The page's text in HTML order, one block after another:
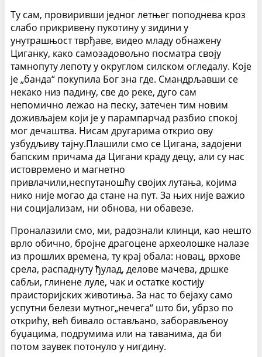
Ту сам, провиривши једног летњег поподнева кроз
слабо прикривену пукотину у зидини у
унутрашњост тврђаве, видео младу обнажену
Циганку, како самозадовољно посматра своју
тамнопуту лепоту у округлом силском огледалу. Које
је „банда“ покупила Бог зна где. Смандрљавши се
некако низ падину, све до реке, дуго сам
непомично лежао на песку, затечен тим новим
доживљајем који је у парампарчад разбио спокој
мог дечаштва. Нисам другарима открио ову
узбудљиву тајну.Плашили смо се Цигана, задојени
бапским причама да Цигани краду децу, али су нас
истовремено и магнетно
привлачили,неспутаношћу својих лутања, којима
нико није могао да стане на пут. За њих није важио
ни социјализам, ни обнова, ни обавезе.
Проналазили смо, ми, радознали клинци, као нешто
врло обично, бројне драгоцене археолошке налазе
из прошлих времена, ту крај обала: новац, врхове
срела, распаднуту ђулад, делове мачева, дршке
сабљи, глинене луле, чак и остатке костију
праисторијских животиња. За нас то бејаху само
успутни белези мутног„нечега“ што би, убрзо по
открићу, већ бивало остављано, заборављеноу
буџацима, подрумима или на таванима, да би
потом заувек потонуло у нигдину.